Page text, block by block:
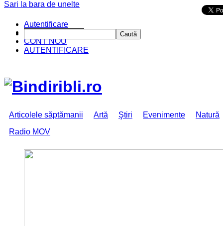
CINE SUNTEM?
CONT NOU
AUTENTIFICARE
Articolele săptămanii Artă Ştiri Evenimente
Natură
Radio MOV
Sari la bara de unelte
Autentificare
Caută